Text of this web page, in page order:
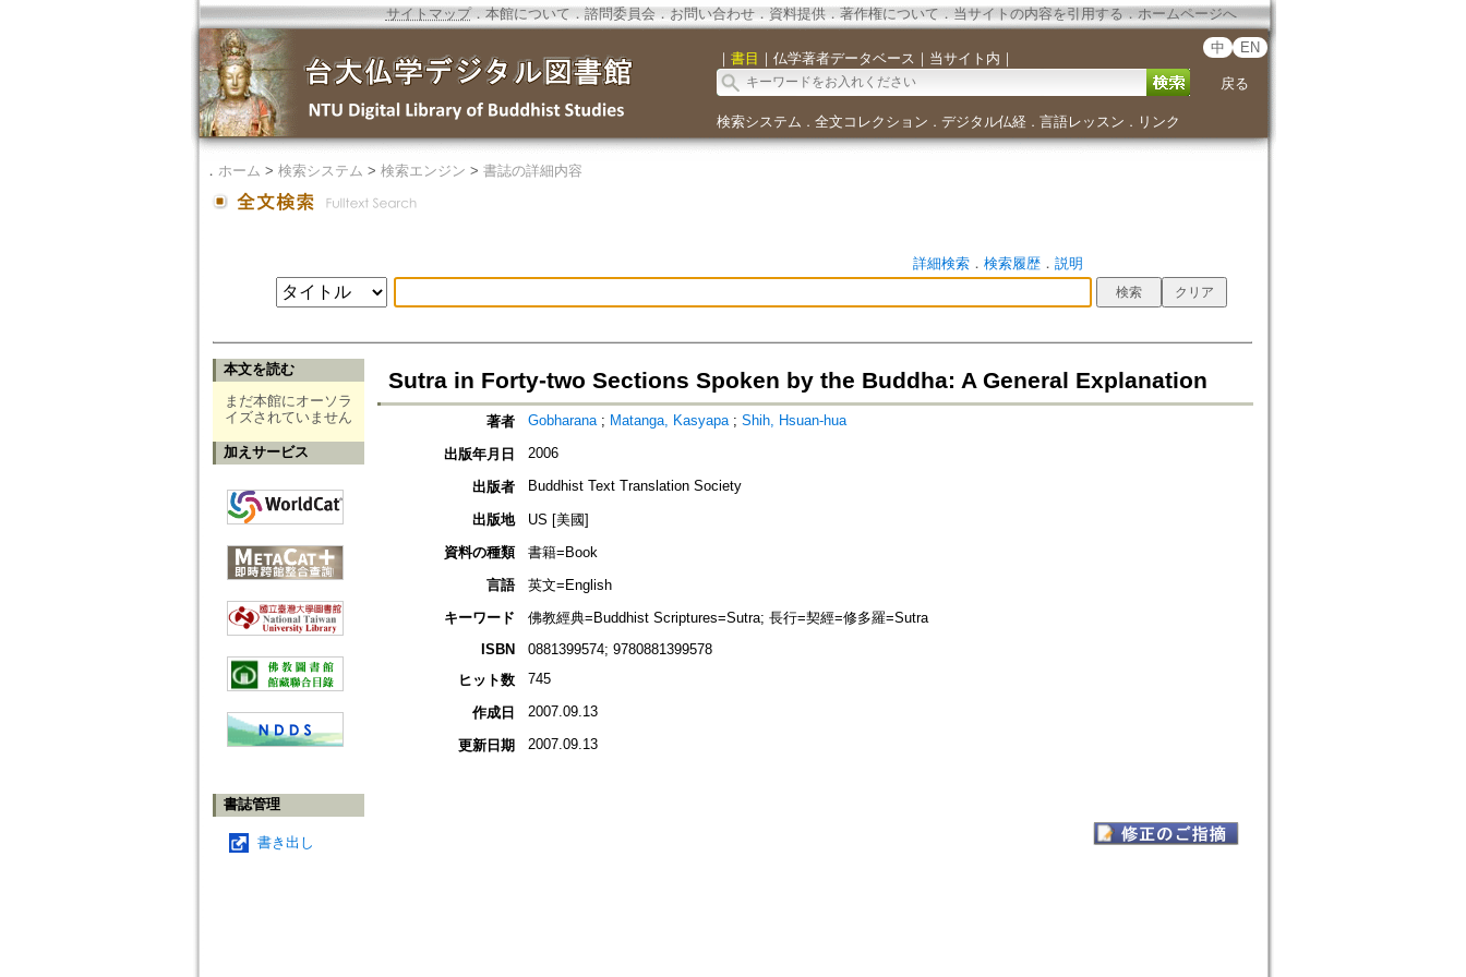
サイトマップ．本館について ． 諮問委員会． お問い合わせ． 資料提供． 著作権について．当サイトの内容を引用する ． ホームページへ
｜ 書目 ｜ 仏学著者データベース ｜ 当サイト内 ｜
中 EN
戻る
検索システム ． 全文コレクション ． デジタル仏経． 言語レッスン ． リンク
． ホーム > 検索システム > 検索エンジン > 書誌の詳細内容
詳細検索． 検索履歴． 説明
本文を読む
まだ本館にオーソラ
イズされていません
加えサービス
書誌管理
書き出し
Sutra in Forty-two Sections Spoken by the Buddha: A General Explanation
著者 Gobharana; Matanga, Kasyapa; Shih, Hsuan-hua
出版年月日 2006
出版者 Buddhist Text Translation Society
出版地
US [美國]
資料の種類
書籍=Book
言語
英文=English
キーワード
佛教經典=Buddhist Scriptures=Sutra; 長行=契經=修多羅=Sutra
ISBN
0881399574; 9780881399578
ヒット数
745
作成日 2007.09.13
更新日期 2007.09.13